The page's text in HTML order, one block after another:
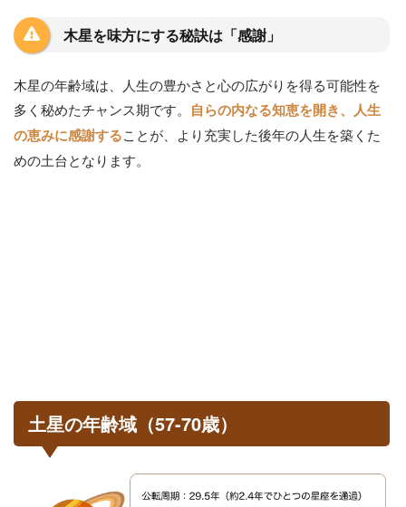
木星を味方にする秘訣は「感謝」
木星の年齢域は、人生の豊かさと心の広がりを得る可能性を
多く秘めたチャンス期です。 自らの内なる知恵を開き、人生
の恵みに感謝することが、より充実した後年の人生を築くた
めの土台となります。
土星の年齢域（57-70歳）